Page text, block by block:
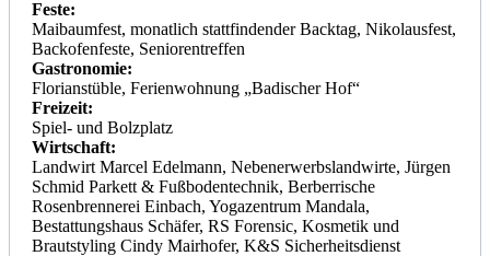
Feste:
Maibaumfest, monatlich stattfindender Backtag, Nikolausfest,
Backofenfeste, Seniorentreffen
Gastronomie:
Florianstüble, Ferienwohnung „Badischer Hof“
Freizeit:
Spiel- und Bolzplatz
Wirtschaft:
Landwirt Marcel Edelmann, Nebenerwerbslandwirte, Jürgen
Schmid Parkett & Fußbodentechnik, Berberrische
Rosenbrennerei Einbach, Yogazentrum Mandala,
Bestattungshaus Schäfer, RS Forensic, Kosmetik und
Brautstyling Cindy Mairhofer, K&S Sicherheitsdienst